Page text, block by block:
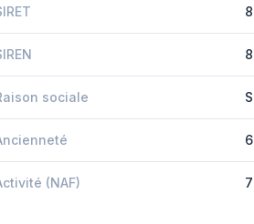
sociale
(NAF)